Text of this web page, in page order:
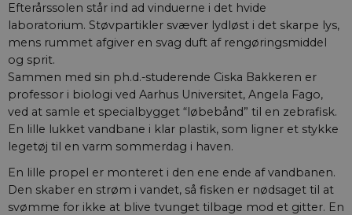
Efterårssolen står ind ad vinduerne i det hvide
laboratorium. Støvpartikler svæver lydløst i det skarpe lys,
mens rummet afgiver en svag duft af rengøringsmiddel
og sprit.
Sammen med sin ph.d.-studerende Ciska Bakkeren er
professor i biologi ved Aarhus Universitet, Angela Fago,
ved at samle et specialbygget “løbebånd” til en zebrafisk.
En lille lukket vandbane i klar plastik, som ligner et stykke
legetøj til en varm sommerdag i haven.
En lille propel er monteret i den ene ende af vandbanen.
Den skaber en strøm i vandet, så fisken er nødsaget til at
svømme for ikke at blive tvunget tilbage mod et gitter. En